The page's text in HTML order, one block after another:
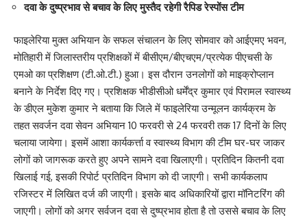
दवा के दुष्प्रभाव से बचाव के लिए मुस्तैद रहेगी रैपिड रेस्पोंस टीम
फाइलेरिया मुक्त अभियान के सफल संचालन के लिए सोमवार को आईएमए भवन,
मोतिहारी में जिलास्तरीय प्रशिक्षकों में बीसीएम/बीएचएम/प्रत्येक पीएचसी के
एमओ का प्रशिक्षण (टी.ओ.टी.) हुआ। इस दौरान उनलोगों को माइक्रोप्लान
बनाने के निर्देश दिए गए। प्रशिक्षक भीडीसीओ धर्मेंद्र कुमार एवं पिरामल स्वास्थ्य
के डीएल मुकेश कुमार ने बताया कि जिले में फाइलेरिया उन्मूलन कार्यक्रम के
तहत सवर्जन दवा सेवन अभियान 10 फरवरी से 24 फरवरी तक 17 दिनों के लिए
चलाया जायेगा। इसमें आशा कार्यकर्त्ता व स्वास्थ्य विभाग की टीम घर-घर जाकर
लोगों को जागरूक करते हुए अपने सामने दवा खिलाएगी। प्रतिदिन कितनी दवा
खिलाई गई, इसकी रिपोर्ट प्रतिदिन विभाग को दी जाएगी। सभी कार्यकलाप
रजिस्टर में लिखित दर्ज की जाएगी। इसके बाद अधिकारियों द्वारा मॉनिटरिंग की
जाएगी। लोगों को अगर सर्वजन दवा से दुष्प्रभाव होता है तो उससे बचाव के लिए